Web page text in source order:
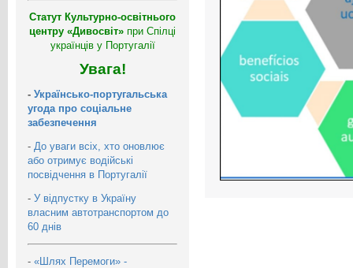
Статут Культурно-освітнього
центру «Дивосвіт» при Спілці
українців у Португалії
Увага!
- Українсько-португальська
угода про соціальне
забезпечення
- До уваги всіх, хто оновлює
або отримує водійські
посвідчення в Португалії
- У відпустку в Україну
власним автотранспортом до
60 днів
- «Шлях Перемоги» -